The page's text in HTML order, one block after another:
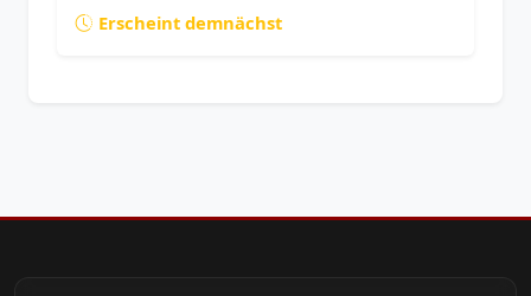
Erscheint demnächst